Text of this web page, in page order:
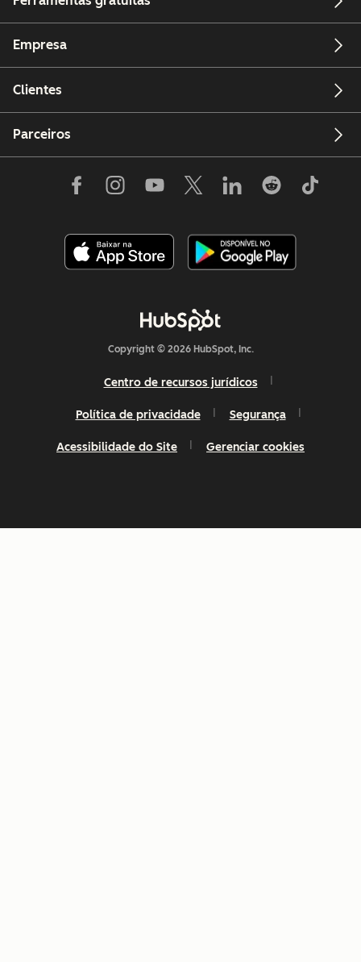
Empresa
Clientes
Parceiros
Copyright © 2026 HubSpot, Inc.
Centro de recursos jurídicos
Política de privacidade Segurança
Acessibilidade do Site Gerenciar cookies